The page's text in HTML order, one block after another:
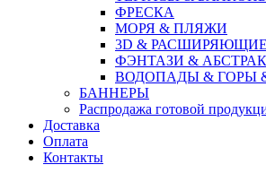
ФРЕСКА
МОРЯ & ПЛЯЖИ
3D &
ФЭНТАЗИ &
ВОДОПАДЫ & ГОРЫ
БАННЕРЫ
Распродажа готовой
Доставка
Оплата
Контакты